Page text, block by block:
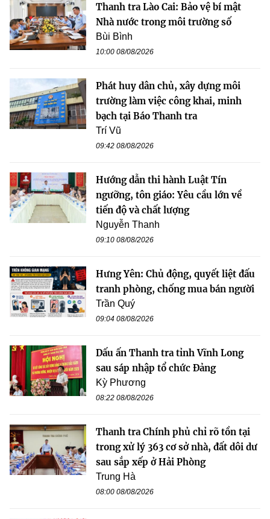
Thanh tra Lào Cai: Bảo vệ bí mật
Nhà nước trong môi trường số
Bùi Bình
10:00 08/08/2026
Phát huy dân chủ, xây dựng môi
trường làm việc công khai, minh
bạch tại Báo Thanh tra
Trí Vũ
09:42 08/08/2026
Hướng dẫn thi hành Luật Tín
ngưỡng, tôn giáo: Yêu cầu lớn về
tiến độ và chất lượng
Nguyễn Thanh
09:10 08/08/2026
Hưng Yên: Chủ động, quyết liệt đấu
tranh phòng, chống mua bán người
Trần Quý
09:04 08/08/2026
Dấu ấn Thanh tra tỉnh Vĩnh Long
sau sáp nhập tổ chức Đảng
Kỳ Phương
08:22 08/08/2026
Thanh tra Chính phủ chỉ rõ tồn tại
trong xử lý 363 cơ sở nhà, đất dôi dư
sau sắp xếp ở Hải Phòng
Trung Hà
08:00 08/08/2026